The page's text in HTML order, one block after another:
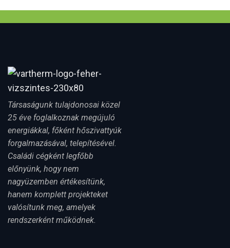
Társaságunk tulajdonosai közel
25 éve foglalkoznak megújuló
energiákkal, főként hőszivattyúk
forgalmazásával, telepítésével.
Családi cégként legfőbb
előnyünk, hogy nem
nagyüzemben értékesítünk,
hanem komplett projekteket
valósítunk meg, amelyek
rendszerként működnek.